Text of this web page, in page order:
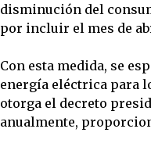
disminución del
por incluir el mes de
Con esta medida, se
energía eléctrica para
otorga el decreto
anualmente,